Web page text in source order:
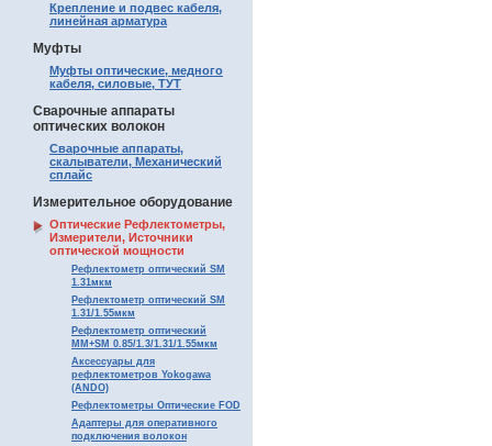
Крепление и подвес кабеля,
линейная арматура
Муфты
Муфты оптические, медного
кабеля, силовые, ТУТ
Сварочные аппараты
оптических волокон
Сварочные аппараты,
скалыватели, Механический
сплайс
Измерительное оборудование
Оптические Рефлектометры,
Измерители, Источники
оптической мощности
Рефлектометр оптический SM
1.31мкм
Рефлектометр оптический SM
1.31/1.55мкм
Рефлектометр оптический
MM+SM 0.85/1.3/1.31/1.55мкм
Аксессуары для
рефлектометров Yokogawa
(ANDO)
Рефлектометры Оптические FOD
Адаптеры для оперативного
подключения волокон